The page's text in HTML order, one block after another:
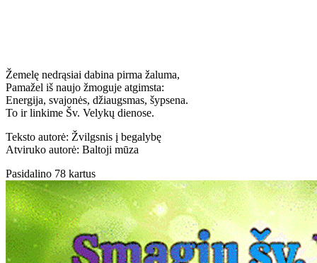
Žemelę nedrąsiai dabina pirma žaluma,
Pamažel iš naujo žmoguje atgimsta:
Energija, svajonės, džiaugsmas, šypsena.
To ir linkime Šv. Velykų dienose.
Teksto autorė: Žvilgsnis į begalybę
Atviruko autorė: Baltoji mūza
Pasidalino 78 kartus